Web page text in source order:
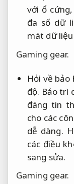
với ổ cứng,
đa số dữ
mát dữ
Gaming gear.
Hỏi về bảo
độ. Bảo trì
đáng tin
cho các
dễ dàng.
các điều
sang sửa.
Gaming gear.